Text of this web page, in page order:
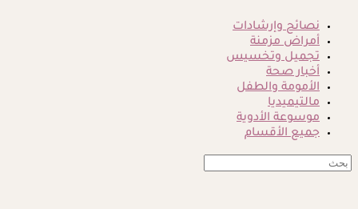
نصائح وإرشادات
أمراض مزمنة
تجميل وتخسيس
أخبار صحة
الأمومة والطفل
مالتيميديا
موسوعة الأدوية
جميع الأقسام